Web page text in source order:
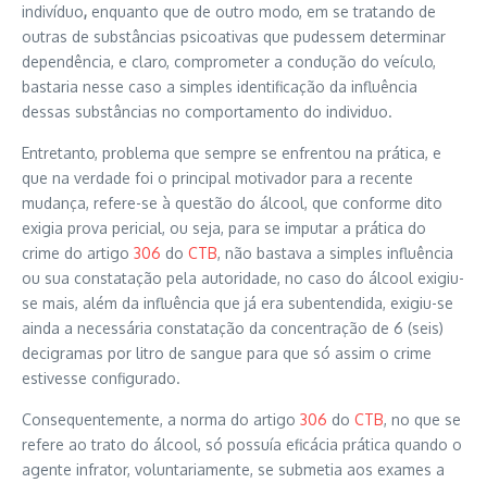
indivíduo, enquanto que de outro modo, em se tratando de
outras de substâncias psicoativas que pudessem determinar
dependência, e claro, comprometer a condução do veículo,
bastaria nesse caso a simples identificação da influência
dessas substâncias no comportamento do individuo.
Entretanto, problema que sempre se enfrentou na prática, e
que na verdade foi o principal motivador para a recente
mudança, refere-se à questão do álcool, que conforme dito
exigia prova pericial, ou seja, para se imputar a prática do
crime do artigo 306 do CTB, não bastava a simples influência
ou sua constatação pela autoridade, no caso do álcool exigiu-
se mais, além da influência que já era subentendida, exigiu-se
ainda a necessária constatação da concentração de 6 (seis)
decigramas por litro de sangue para que só assim o crime
estivesse configurado.
Consequentemente, a norma do artigo 306 do CTB, no que se
refere ao trato do álcool, só possuía eficácia prática quando o
agente infrator, voluntariamente, se submetia aos exames a